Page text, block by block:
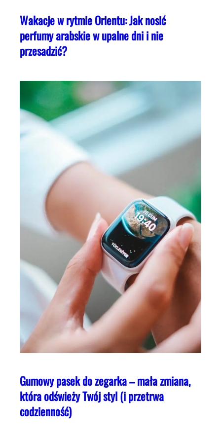
Wakacje w rytmie Orientu: Jak nosić
perfumy arabskie w upalne dni i nie
przesadzić?
Gumowy pasek do zegarka – mała zmiana,
która odświeży Twój styl (i przetrwa
codzienność)